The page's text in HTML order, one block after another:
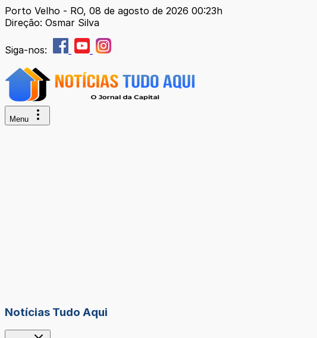
Porto Velho - RO, 08 de agosto de 2026 00:23h
Direção: Osmar Silva
Siga-nos:
Menu
Notícias Tudo Aqui